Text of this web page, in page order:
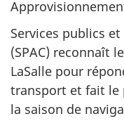
Services publics
(SPAC) reconnaît
LaSalle pour
transport et fait le
la saison de